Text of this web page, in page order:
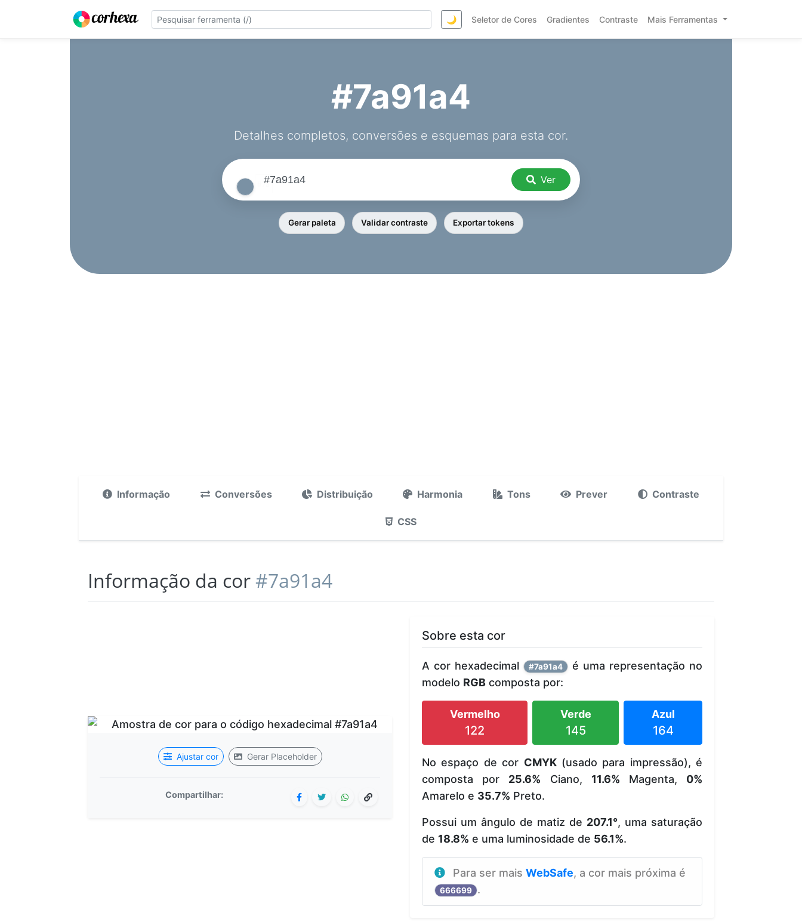
🌙 Seletor de Cores Gradientes Contraste Mais Ferramentas
#7a91a4
Detalhes completos, conversões e esquemas para esta cor.
Ver
Gerar paleta Validar contraste Exportar tokens
Informação Conversões Distribuição Harmonia Tons Prever Contraste
CSS
Informação da cor#7a91a4
Ajustar cor Gerar Placeholder
Compartilhar:
Sobre esta cor
A cor hexadecimal #7a91a4
é uma representação no
modelo RGB composta por:
Vermelho
122
Verde
145
Azul
164
No espaço de cor CMYK(usado para impressão), é
composta por 25.6% Ciano, 11.6% Magenta, 0%
Amarelo e 35.7% Preto.
Possui um ângulo de matiz de 207.1°, uma saturação
de 18.8% e uma luminosidade de 56.1%.
Para ser mais WebSafe, a cor mais próxima é
666699 .